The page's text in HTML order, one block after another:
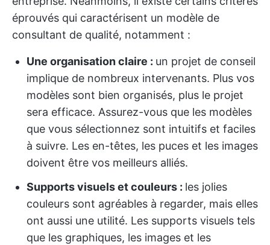
éprouvés qui caractérisent un modèle de
consultant de qualité, notamment :
Une organisation claire : un projet de conseil
implique de nombreux intervenants. Plus vos
modèles sont bien organisés, plus le projet
sera efficace. Assurez-vous que les modèles
que vous sélectionnez sont intuitifs et faciles
à suivre. Les en-têtes, les puces et les images
doivent être vos meilleurs alliés.
Supports visuels et couleurs : les jolies
couleurs sont agréables à regarder, mais elles
ont aussi une utilité. Les supports visuels tels
que les graphiques, les images et les